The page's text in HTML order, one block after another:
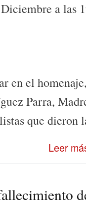
a las
en el
Parra,
que dieron
Leer